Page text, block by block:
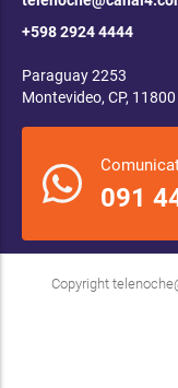
+598 2924 4444
Paraguay 2253
Montevideo, CP, 11800
091
Copyright